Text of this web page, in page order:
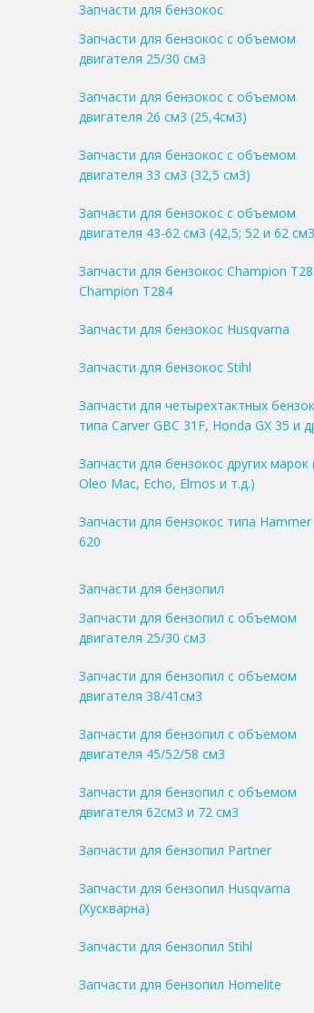
Запчасти для бензокос
Запчасти для бензокос с объемом
двигателя 25/30 см3
Запчасти для бензокос с объемом
двигателя 26 см3 (25,4см3)
Запчасти для бензокос с объемом
двигателя 33 см3 (32,5 см3)
Запчасти для бензокос с объемом
двигателя 43-62 см3 (42,5; 52 и 62
Запчасти для бензокос Champion
Champion T284
Запчасти для бензокос Husqvarna
Запчасти для бензокос Stihl
Запчасти для четырехтактных
типа Carver GBC 31F, Honda GX 35 и
Запчасти для бензокос других марок
Oleo Mac, Echo, Elmos и т.д.)
Запчасти для бензокос типа
620
Запчасти для бензопил
Запчасти для бензопил с объемом
двигателя 25/30 см3
Запчасти для бензопил с объемом
двигателя 38/41см3
Запчасти для бензопил с объемом
двигателя 45/52/58 см3
Запчасти для бензопил с объемом
двигателя 62см3 и 72 см3
Запчасти для бензопил Partner
Запчасти для бензопил Husqvarna
(Хускварна)
Запчасти для бензопил Stihl
Запчасти для бензопил Homelite